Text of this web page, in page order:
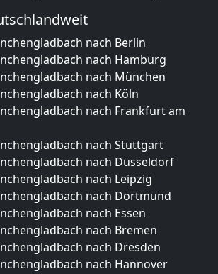
nach Berlin
nach Hamburg
nach München
nach Köln
nach Frankfurt am
nach Stuttgart
nach Düsseldorf
nach Leipzig
nach Dortmund
nach Essen
nach Bremen
nach Dresden
nach Hannover